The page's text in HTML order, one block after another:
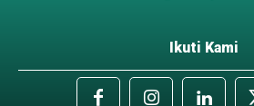
Ikuti Kami